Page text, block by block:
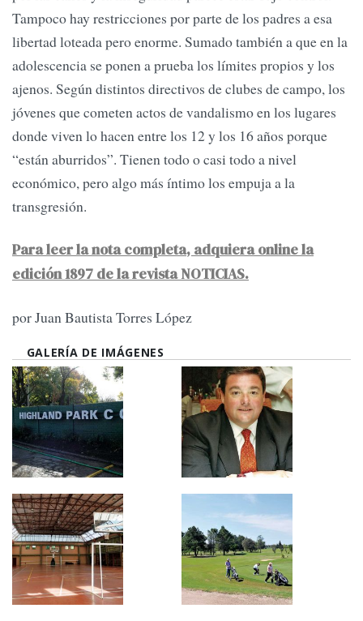
Tampoco hay restricciones por parte de los padres a esa
libertad loteada pero enorme. Sumado también a que en la
adolescencia se ponen a prueba los límites propios y los
ajenos. Según distintos directivos de clubes de campo, los
jóvenes que cometen actos de vandalismo en los lugares
donde viven lo hacen entre los 12 y los 16 años porque
“están aburridos”. Tienen todo o casi todo a nivel
económico, pero algo más íntimo los empuja a la
transgresión.
Para leer la nota completa, adquiera online la
edición 1897 de la revista NOTICIAS.
por Juan Bautista Torres López
GALERÍA DE IMÁGENES